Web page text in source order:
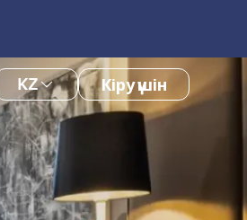
KZ Кіру үшін